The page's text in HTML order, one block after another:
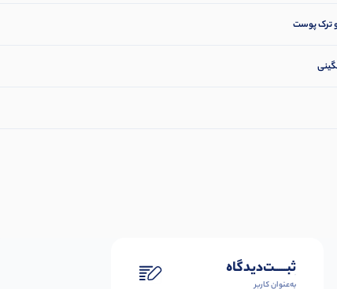
ترک پوست
ثبـــــت‌دیدگاه
به‌عنوان کاربر